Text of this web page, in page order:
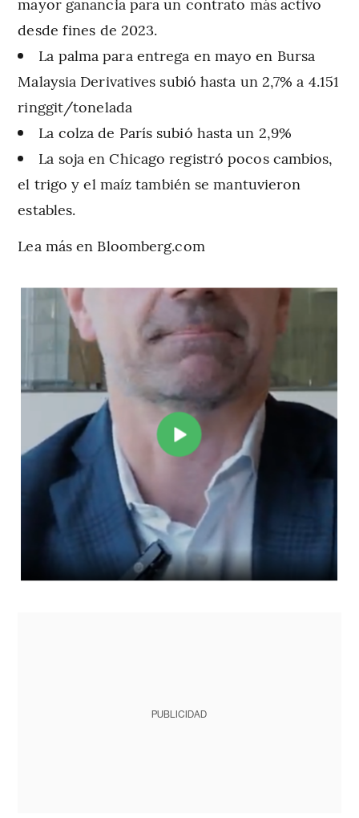
desde fines de 2023.
La palma para entrega en mayo en Bursa
Malaysia Derivatives subió hasta un 2,7% a 4.151
ringgit/tonelada
La colza de París subió hasta un 2,9%
La soja en Chicago registró pocos cambios,
el trigo y el maíz también se mantuvieron
estables.
Lea más en Bloomberg.com
PUBLICIDAD